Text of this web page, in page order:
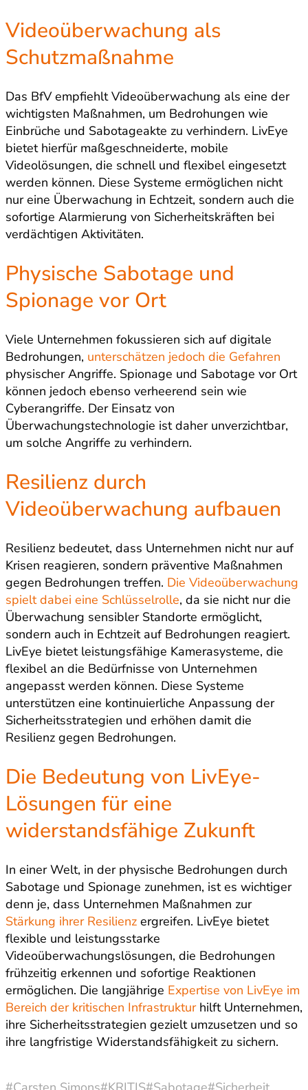
Videoüberwachung als
Schutzmaßnahme
Das BfV empfiehlt Videoüberwachung als eine der
wichtigsten Maßnahmen, um Bedrohungen wie
Einbrüche und Sabotageakte zu verhindern. LivEye
bietet hierfür maßgeschneiderte, mobile
Videolösungen, die schnell und flexibel eingesetzt
werden können. Diese Systeme ermöglichen nicht
nur eine Überwachung in Echtzeit, sondern auch die
sofortige Alarmierung von Sicherheitskräften bei
verdächtigen Aktivitäten.
Physische Sabotage und
Spionage vor Ort
Viele Unternehmen fokussieren sich auf digitale
Bedrohungen, unterschätzen jedoch die Gefahren
physischer Angriffe. Spionage und Sabotage vor Ort
können jedoch ebenso verheerend sein wie
Cyberangriffe. Der Einsatz von
Überwachungstechnologie ist daher unverzichtbar,
um solche Angriffe zu verhindern.
Resilienz durch
Videoüberwachung aufbauen
Resilienz bedeutet, dass Unternehmen nicht nur auf
Krisen reagieren, sondern präventive Maßnahmen
gegen Bedrohungen treffen. Die Videoüberwachung
spielt dabei eine Schlüsselrolle, da sie nicht nur die
Überwachung sensibler Standorte ermöglicht,
sondern auch in Echtzeit auf Bedrohungen reagiert.
LivEye bietet leistungsfähige Kamerasysteme, die
flexibel an die Bedürfnisse von Unternehmen
angepasst werden können. Diese Systeme
unterstützen eine kontinuierliche Anpassung der
Sicherheitsstrategien und erhöhen damit die
Resilienz gegen Bedrohungen.
Die Bedeutung von LivEye-
Lösungen für eine
widerstandsfähige Zukunft
In einer Welt, in der physische Bedrohungen durch
Sabotage und Spionage zunehmen, ist es wichtiger
denn je, dass Unternehmen Maßnahmen zur
Stärkung ihrer Resilienz ergreifen. LivEye bietet
flexible und leistungsstarke
Videoüberwachungslösungen, die Bedrohungen
frühzeitig erkennen und sofortige Reaktionen
ermöglichen. Die langjährige Expertise von LivEye im
Bereich der kritischen Infrastrukturhilft Unternehmen,
ihre Sicherheitsstrategien gezielt umzusetzen und so
ihre langfristige Widerstandsfähigkeit zu sichern.